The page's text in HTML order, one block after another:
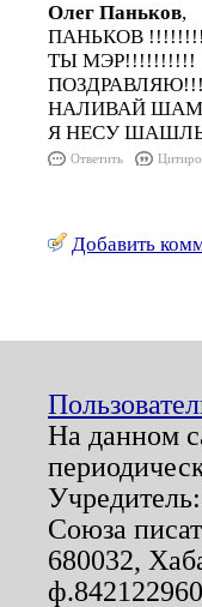
Олег Паньков,
ПАНЬКОВ
ТЫ МЭР!!!!!!!!!!
НАЛИВАЙ
Я НЕСУ
Ответить
Добавить
На данном
Союза
680032,